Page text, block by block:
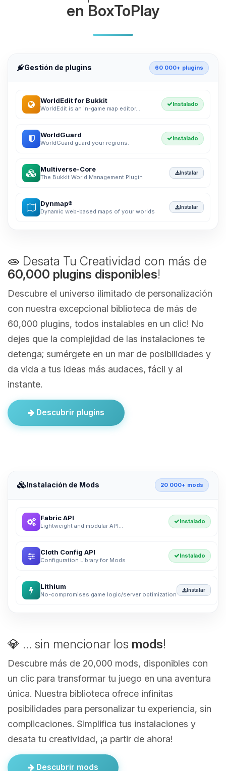
en BoxToPlay
Gestión de plugins 60 000+ plugins
WorldEdit for Bukkit
WorldEdit is an in-game map editor...
Instalado
WorldGuard
WorldGuard guard your regions.
Instalado
Multiverse-Core
The Bukkit World Management Plugin
Instalar
Dynmap®
Dynamic web-based maps of your worlds
Instalar
🧫 Desata Tu Creatividad con más de
60,000 plugins disponibles!
Descubre el universo ilimitado de personalización
con nuestra excepcional biblioteca de más de
60,000 plugins, todos instalables en un clic! No
dejes que la complejidad de las instalaciones te
detenga; sumérgete en un mar de posibilidades y
da vida a tus ideas más audaces, fácil y al
instante.
Descubrir plugins
Instalación de Mods 20 000+ mods
Fabric API
Lightweight and modular API...
Instalado
Cloth Config API
Configuration Library for Mods
Instalado
Lithium
No-compromises game logic/server optimization
Instalar
💎 ... sin mencionar los mods!
Descubre más de 20,000 mods, disponibles con
un clic para transformar tu juego en una aventura
única. Nuestra biblioteca ofrece infinitas
posibilidades para personalizar tu experiencia, sin
complicaciones. Simplifica tus instalaciones y
desata tu creatividad, ¡a partir de ahora!
Descubrir mods